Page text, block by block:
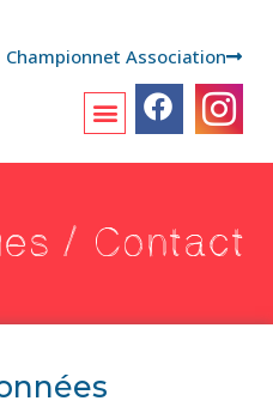
Championnet Association
/ Contact